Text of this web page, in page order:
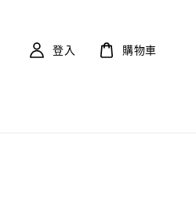
登入 購物車